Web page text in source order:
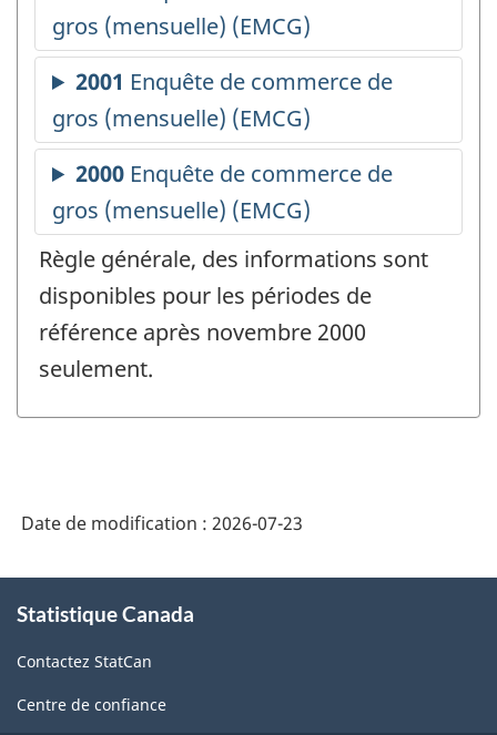
Règle générale, des informations sont
disponibles pour les périodes de
référence après novembre 2000
seulement.
Date de modification : 2026-07-23
propos
ce
site
Statistique Canada
Contactez StatCan
Centre de confiance